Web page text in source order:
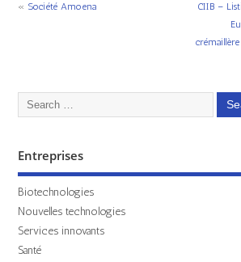
« Société Amoena
CIIB –
Entreprises
Biotechnologies
Nouvelles technologies
Services innovants
Santé